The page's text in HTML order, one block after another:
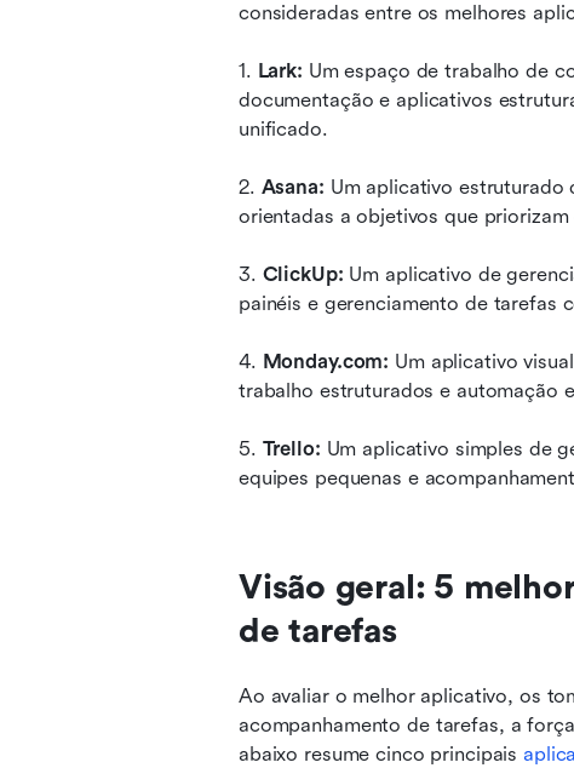
consideradas entre os melhores
1. Lark: Um espaço de trabalho de
documentação e aplicativos
unificado.
2. Asana: Um aplicativo estruturado
orientadas a objetivos que
3. ClickUp: Um aplicativo de
painéis e gerenciamento de tarefas
4. Monday.com: Um aplicativo
trabalho estruturados e automação
5. Trello: Um aplicativo simples de
equipes pequenas e
Visão geral: 5
de tarefas
Ao avaliar o melhor aplicativo, os
acompanhamento de tarefas, a
abaixo resume cinco principais